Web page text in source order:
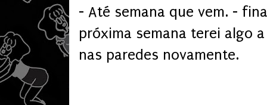
- Até semana que vem. -
próxima semana terei algo
nas paredes novamente.